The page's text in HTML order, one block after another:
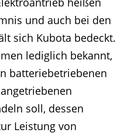
und auch bei den
sich Kubota bedeckt.
lediglich bekannt,
batteriebetriebenen
soll, dessen
Leistung von